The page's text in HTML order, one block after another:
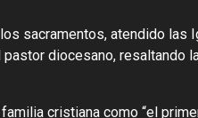
sacramentos, atendido
diocesano, resaltando
cristiana como “el